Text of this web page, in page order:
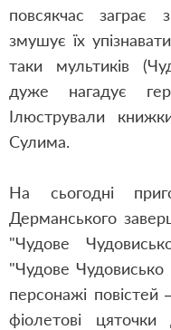
повсякчас заграє
змушує їх
таки мультиків
дуже нагадує
Ілюстрували
Сулима.
На сьогодні
Дерманського
"Чудове
"Чудове Чудовисько
персонажі повістей
фіолетові